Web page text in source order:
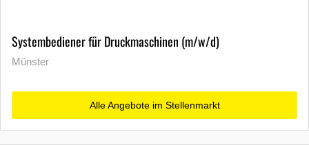
Systembediener für Druckmaschinen (m/w/d)
Münster
Alle Angebote im Stellenmarkt